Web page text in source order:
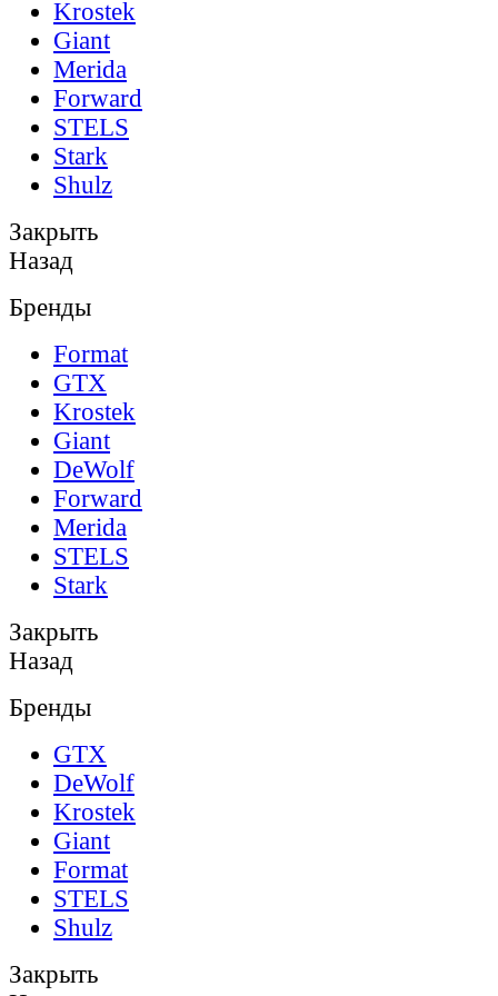
Krostek
Giant
Merida
Forward
STELS
Stark
Shulz
Закрыть
Назад
Бренды
Format
GTX
Krostek
Giant
DeWolf
Forward
Merida
STELS
Stark
Закрыть
Назад
Бренды
GTX
DeWolf
Krostek
Giant
Format
STELS
Shulz
Закрыть